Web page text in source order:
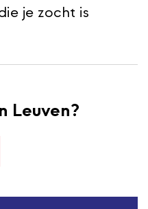
je zocht is
Leuven?